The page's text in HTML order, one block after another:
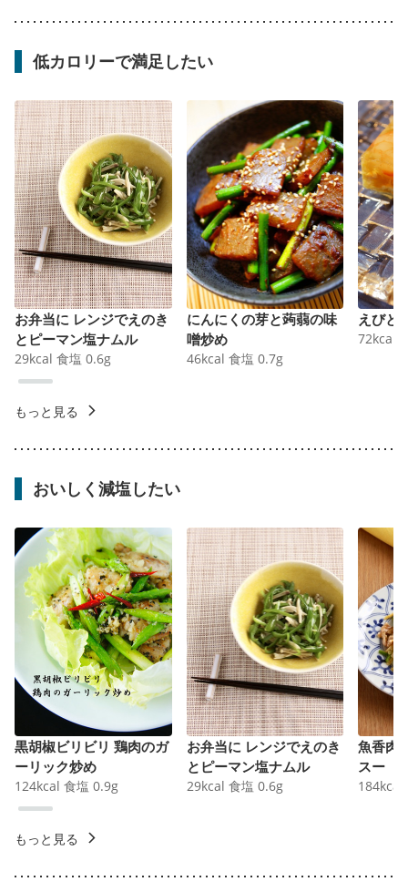
低カロリーで満足したい
お弁当に レンジでえのき
とピーマン塩ナムル
29kcal 食塩 0.6g
にんにくの芽と蒟蒻の味
噌炒め
46kcal 食塩 0.7g
えびと
72kcal
もっと見る
おいしく減塩したい
黒胡椒ビリビリ 鶏肉のガ
ーリック炒め
124kcal 食塩 0.9g
お弁当に レンジでえのき
とピーマン塩ナムル
29kcal 食塩 0.6g
魚香肉
スー
184kcal
もっと見る